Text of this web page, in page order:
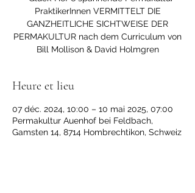
PraktikerInnen VERMITTELT DIE
GANZHEITLICHE SICHTWEISE DER
PERMAKULTUR nach dem Curriculum von
Bill Mollison & David Holmgren
Heure et lieu
07 déc. 2024, 10:00 – 10 mai 2025, 07:00
Permakultur Auenhof bei Feldbach,
Gamsten 14, 8714 Hombrechtikon, Schweiz